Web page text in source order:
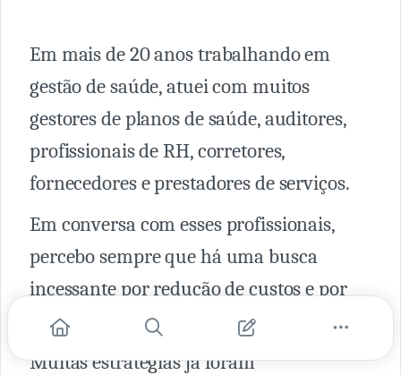
Em mais de 20 anos trabalhando em
gestão de saúde, atuei com muitos
gestores de planos de saúde, auditores,
profissionais de RH, corretores,
fornecedores e prestadores de serviços.
Em conversa com esses profissionais,
percebo sempre que há uma busca
incessante por redução de custos e por
estratégias que minimizem desperdícios.
Muitas estratégias já foram